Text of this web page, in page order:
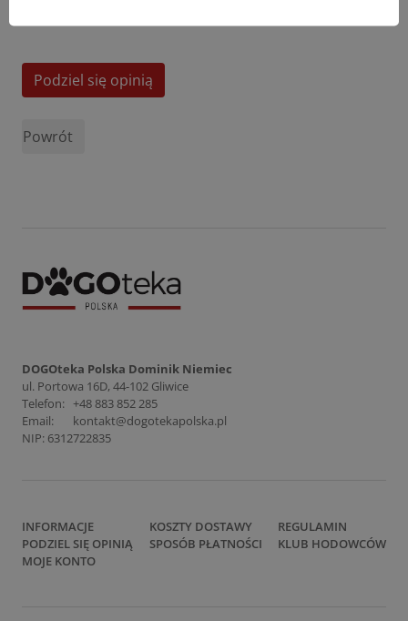
Podziel się opinią
Powrót
DOGOteka Polska Dominik Niemiec
ul. Portowa 16D, 44-102 Gliwice
Telefon: +48 883 852 285
Email:
kontakt@dogotekapolska.pl
NIP: 6312722835
INFORMACJE
PODZIEL SIĘ OPINIĄ
MOJE KONTO
KOSZTY DOSTAWY
SPOSÓB PŁATNOŚCI
REGULAMIN
KLUB HODOWCÓW